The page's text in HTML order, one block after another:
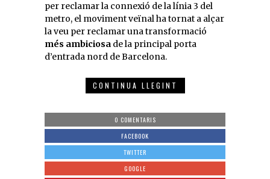
per reclamar la connexió de la línia 3 del
metro, el moviment veïnal ha tornat a alçar
la veu per reclamar una transformació
més ambiciosa de la principal porta
d’entrada nord de Barcelona.
CONTINUA LLEGINT
0 COMENTARIS
FACEBOOK
TWITTER
GOOGLE